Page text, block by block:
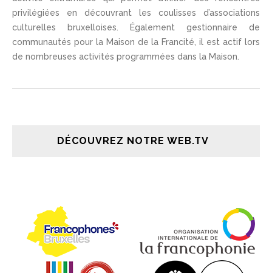
privilégiées en découvrant les coulisses d’associations
culturelles bruxelloises. Également gestionnaire de
communautés pour la Maison de la Francité, il est actif lors
de nombreuses activités programmées dans la Maison.
DÉCOUVREZ NOTRE WEB.TV